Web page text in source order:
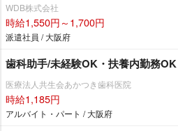
WDB株式会社
時給1,550円～1,700円
派遣社員 / 大阪府
歯科助手/未経験OK・扶養内勤務OK
医療法人共生会あかつき歯科医院
時給1,185円
アルバイト・パート / 大阪府